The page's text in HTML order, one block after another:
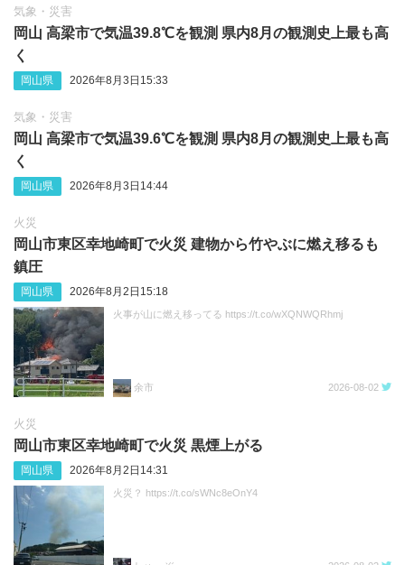
気象・災害
岡山 高梁市で気温39.8℃を観測 県内8月の観測史上最も高
く
岡山県 2026年8月3日15:33
気象・災害
岡山 高梁市で気温39.6℃を観測 県内8月の観測史上最も高
く
岡山県 2026年8月3日14:44
火災
岡山市東区幸地崎町で火災 建物から竹やぶに燃え移るも
鎮圧
岡山県 2026年8月2日15:18
火事が山に燃え移ってる https://t.co/wXQNWQRhmj
余市 2026-08-02
火災
岡山市東区幸地崎町で火災 黒煙上がる
岡山県 2026年8月2日14:31
火災？ https://t.co/sWNc8eOnY4